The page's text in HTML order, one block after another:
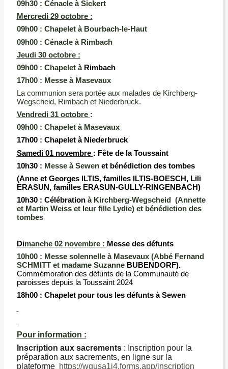
09h30 : Cénacle à Sickert
Mercredi 29 octobre :
09h00 : Chapelet à Bourbach-le-Haut
09h00 : Cénacle à Rimbach
Jeudi 30 octobre :
09h00 : Chapelet à Rimbach
17h00 : Messe à Masevaux
La communion sera portée aux malades de Kirchberg-
Wegscheid, Rimbach et Niederbruck.
Vendredi 31 octobre :
09h00 : Chapelet à Masevaux
17h00 : Chapelet à Niederbruck
Samedi 01 novembre : Fête de la Toussaint
10h30 : Messe à Sewen et bénédiction des tombes
(Anne et Georges ILTIS, familles ILTIS-BOESCH, Lili
ERASUN, familles ERASUN-GULLY-RINGENBACH)
10h30 : Célébration à Kirchberg-Wegscheid (Annette
et Martin Weiss et leur fille Lydie) et bénédiction des
tombes
Dimanche 02 novembre : Messe des défunts
10h00 : Messe solennelle à Masevaux (Abbé Fernand
SCHMITT et madame SuzanneBUBENDORF).
Commémoration des défunts de la Communauté de
paroisses depuis la Toussaint 2024
18h00 : Chapelet pour tous les défunts à Sewen
Pour information :
Inscription aux sacrements: Inscription pour la
préparation aux sacrements, en ligne sur la
plateforme https://wgusa1i4.forms.app/inscription